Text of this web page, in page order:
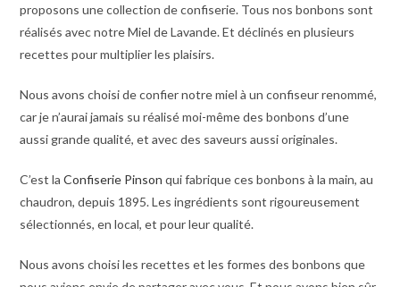
proposons une collection de confiserie. Tous nos bonbons sont
réalisés avec notre Miel de Lavande. Et déclinés en plusieurs
recettes pour multiplier les plaisirs.
Nous avons choisi de confier notre miel à un confiseur renommé,
car je n’aurai jamais su réalisé moi-même des bonbons d’une
aussi grande qualité, et avec des saveurs aussi originales.
C’est laConfiserie Pinson qui fabrique ces bonbons à la main, au
chaudron, depuis 1895. Les ingrédients sont rigoureusement
sélectionnés, en local, et pour leur qualité.
Nous avons choisi les recettes et les formes des bonbons que